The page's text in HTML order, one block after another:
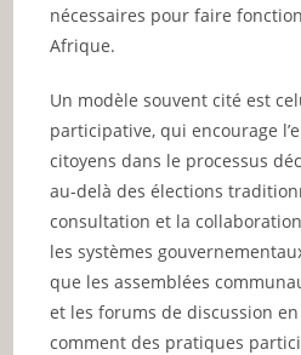
nécessaires pour faire
Afrique.
Un modèle souvent cité est
participative, qui encourage
citoyens dans le processus
au-delà des élections
consultation et la
les systèmes
que les assemblées
et les forums de discussion
comment des pratiques